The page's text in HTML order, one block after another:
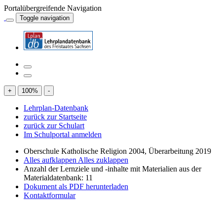
Portalübergreifende Navigation
Toggle navigation
+ 100% -
Lehrplan-Datenbank
zurück zur Startseite
zurück zur Schulart
Im Schulportal anmelden
Oberschule Katholische Religion 2004, Überarbeitung 2019
Alles aufklappen Alles zuklappen
Anzahl der Lernziele und -inhalte mit Materialien aus der
Materialdatenbank: 11
Dokument als PDF herunterladen
Kontaktformular